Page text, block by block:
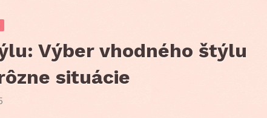
Výber vhodného štýlu
situácie